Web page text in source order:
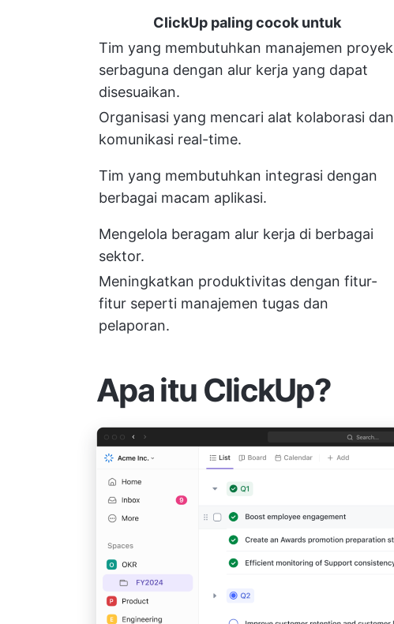
ClickUppaling cocok untuk
Tim yang membutuhkan manajemen proyek
serbaguna dengan alur kerja yang dapat
disesuaikan.
Organisasi yang mencari alat kolaborasi dan
komunikasi real-time.
Tim yang membutuhkan integrasi dengan
berbagai macam aplikasi.
Mengelola beragam alur kerja di berbagai
sektor.
Meningkatkan produktivitas dengan fitur-
fitur seperti manajemen tugas dan
pelaporan.
Apa itu ClickUp?